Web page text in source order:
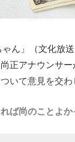
いいわけです
人一人が、今
り、その人が
するかというこ
が多いと思うん
、黙祷が捧げら
るということが
は毎晩9時に1
亡くなった人
がずっと戦時中
ん」（文化放
正アナウンサ
いて意見を交わ
ば尚のことよ